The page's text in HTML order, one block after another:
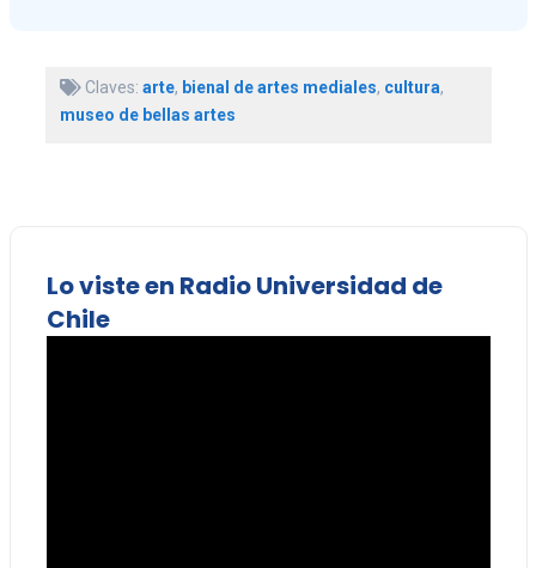
Claves: arte, bienal de artes mediales, cultura,
museo de bellas artes
Lo viste en Radio Universidad de
Chile